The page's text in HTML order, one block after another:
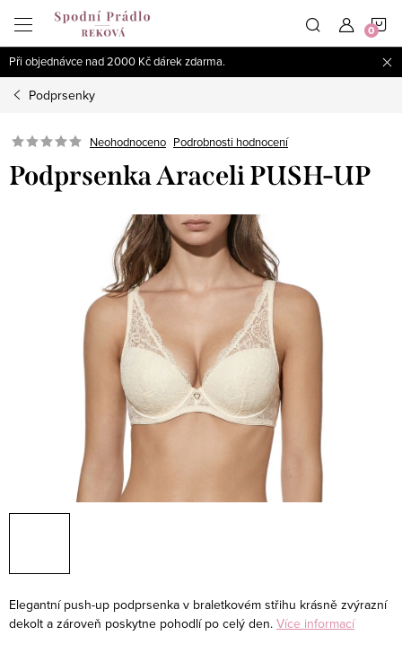
obsah
Při objednávce nad 2000 Kč dárek zdarma.
Podprsenky
Neohodnoceno Podrobnosti hodnocení
Podprsenka Araceli PUSH-UP
Elegantní push-up podprsenka v braletkovém střihu krásně zvýrazní
dekolt a zároveň poskytne pohodlí po celý den. Více informací